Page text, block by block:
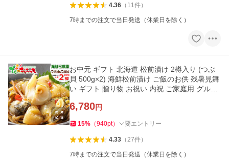
4.36（ 11件）
7時までの注文で当日発送（休業日を除く）
お中元 ギフト 北海道 松前漬け 2樽入り (つぶ
貝 500g×2) 海鮮松前漬け ご飯のお供 残暑見舞
い ギフト 贈り物 お祝い 内祝 ご家庭用 グルメ
6,780円
15% （940pt） 要エントリー
4.33（27件）
7時までの注文で当日発送（休業日を除く）